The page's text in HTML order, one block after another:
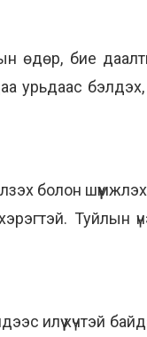
өдөр, бие
урьдаас бэлдэх,
болон
Туйлын
илүү хүчтэй